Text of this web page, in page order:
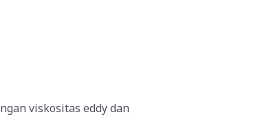
viskositas eddy dan